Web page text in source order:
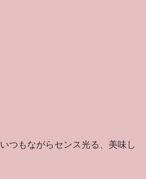
いつもながらセンス光る、美味し